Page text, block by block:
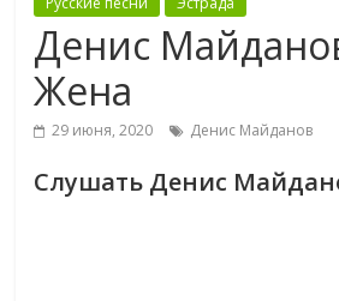
Денис
Жена
29 июня, 2020 Денис Майданов
Слушать Денис